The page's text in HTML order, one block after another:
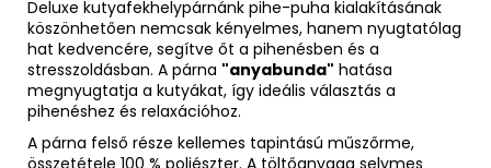
Deluxe kutyafekhelypárnánk pihe-puha kialakításának
köszönhetően nemcsak kényelmes, hanem nyugtatólag
hat kedvencére, segítve őt a pihenésben és a
stresszoldásban. A párna "anyabunda" hatása
megnyugtatja a kutyákat, így ideális választás a
pihenéshez és relaxációhoz.
A párna felső része kellemes tapintású műszőrme,